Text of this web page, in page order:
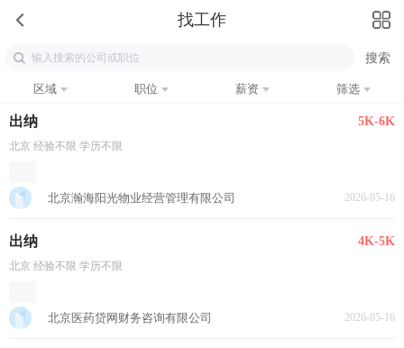
找工作
区域 职位 薪资 筛选
出纳 5K-6K
北京 经验不限 学历不限
北京瀚海阳光物业经营管理有限公司 2026-05-16
出纳 4K-5K
北京 经验不限 学历不限
北京医药贷网财务咨询有限公司 2026-05-16